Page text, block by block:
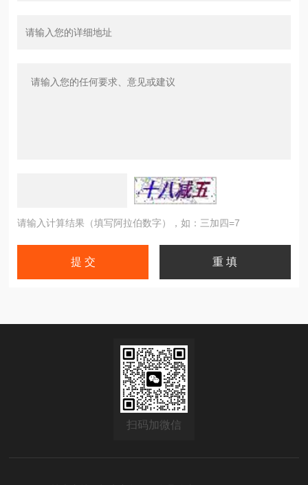
请输入计算结果（填写阿拉伯数字），如：三加四=7
扫码加微信